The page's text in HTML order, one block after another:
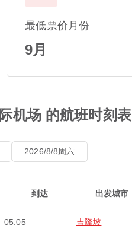
最低票价月份
9月
机场 的航班时刻表
2026/8/8周六
到达 出发城市
05:05 吉隆坡